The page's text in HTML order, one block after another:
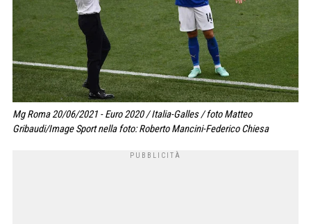
Mg Roma 20/06/2021 - Euro 2020 / Italia-Galles / foto Matteo
Gribaudi/Image Sport nella foto: Roberto Mancini-Federico Chiesa